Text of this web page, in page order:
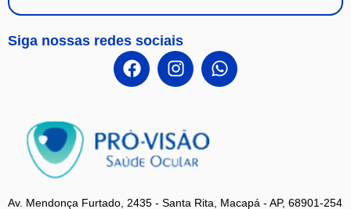
Siga nossas redes sociais
Av. Mendonça Furtado, 2435 - Santa Rita, Macapá - AP, 68901-254